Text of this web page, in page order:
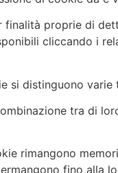
proprie di
cliccando i
si distinguono
tra di
rimangono
fino alla